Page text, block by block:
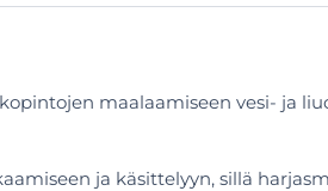
maalaamiseen vesi- ja
ja käsittelyyn, sillä